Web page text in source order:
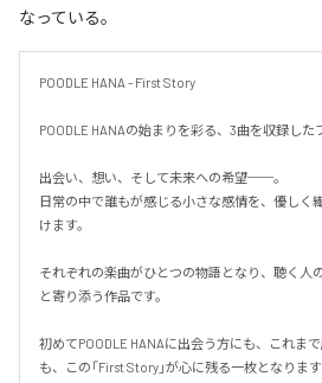
なっている。
POODLE HANA - First Story
POODLE HANAの始まりを彩る、3曲を収録した
出会い、想い、そして未来への希望──。
日常の中で誰もが感じる小さな感情を、優しく
けます。
それぞれの楽曲がひとつの物語となり、聴く人
と寄り添う作品です。
初めてPOODLE HANAに出会う方にも、これま
も、この「First Story」が心に残る一枚となります